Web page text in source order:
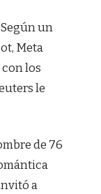
un
Meta
los
le
de 76
a